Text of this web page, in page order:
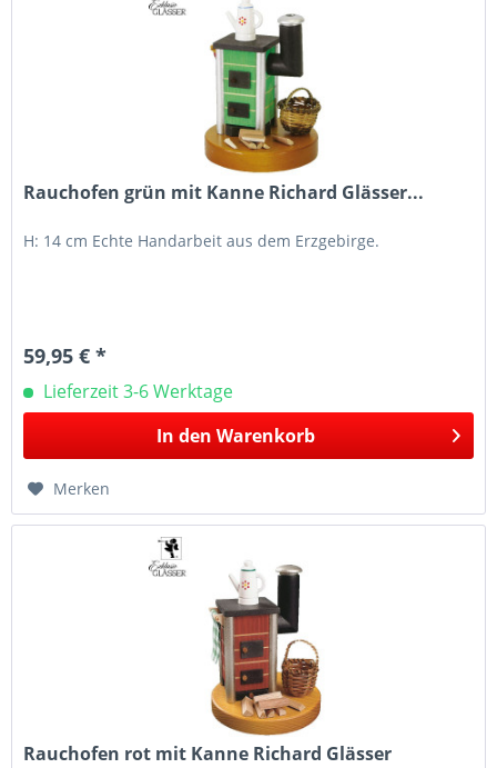
Rauchofen grün mit Kanne Richard Glässer...
H: 14 cm Echte Handarbeit aus dem Erzgebirge.
59,95 € *
Lieferzeit 3-6 Werktage
In den Warenkorb
Merken
Rauchofen rot mit Kanne Richard Glässer